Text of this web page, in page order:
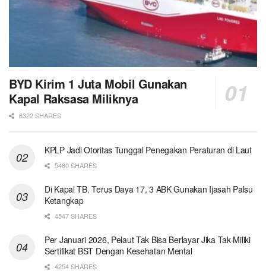
BYD Kirim 1 Juta Mobil Gunakan
Kapal Raksasa Miliknya
6322 SHARES
KPLP Jadi Otoritas Tunggal Penegakan Peraturan di Laut
5480 SHARES
Di Kapal TB. Terus Daya 17, 3 ABK Gunakan Ijasah Palsu
Ketangkap
4547 SHARES
Per Januari 2026, Pelaut Tak Bisa Berlayar Jika Tak Miliki
Sertifikat BST Dengan Kesehatan Mental
4254 SHARES